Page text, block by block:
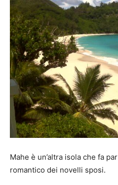
Mahe è un’altra isola che fa
romantico dei novelli sposi.